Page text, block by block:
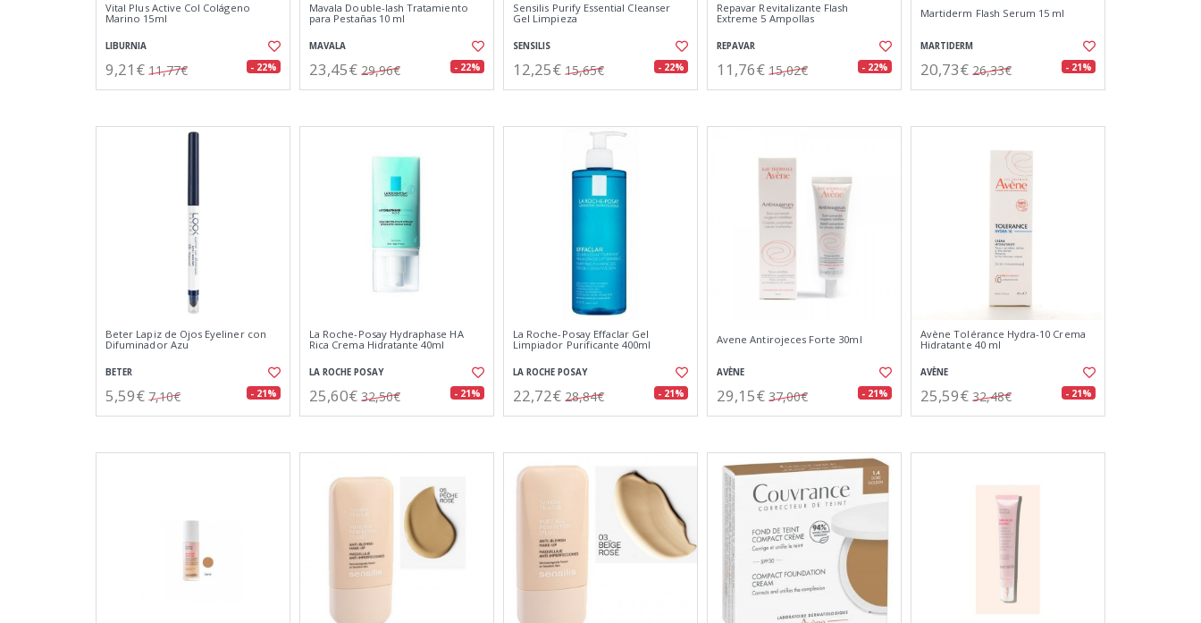
Vital Plus Active Col Colágeno
Marino 15ml
LIBURNIA
9,21€ 11,77€ - 22%
Mavala Double-lash Tratamiento
para Pestañas 10 ml
MAVALA
23,45€ 29,96€ - 22%
Sensilis Purify Essential Cleanser
Gel Limpieza
SENSILIS
12,25€ 15,65€ - 22%
Repavar Revitalizante Flash
Extreme 5 Ampollas
REPAVAR
11,76€ 15,02€ - 22%
Martiderm Flash Serum 15 ml
MARTIDERM
20,73€ 26,33€ - 21%
Beter Lapiz de Ojos Eyeliner con
Difuminador Azu
BETER
5,59€ 7,10€ - 21%
La Roche-Posay Hydraphase HA
Rica Crema Hidratante 40ml
LA ROCHE POSAY
25,60€ 32,50€ - 21%
La Roche-Posay Effaclar Gel
Limpiador Purificante 400ml
LA ROCHE POSAY
22,72€ 28,84€ - 21%
Avene Antirojeces Forte 30ml
AVÈNE
29,15€ 37,00€ - 21%
Avène Tolérance Hydra-10 Crema
Hidratante 40 ml
AVÈNE
25,59€ 32,48€ - 21%